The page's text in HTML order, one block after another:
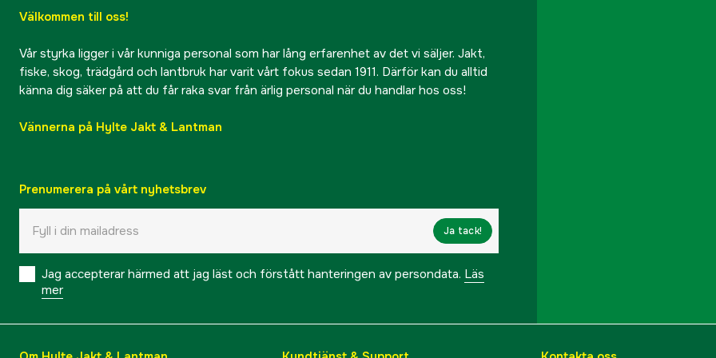
Välkommen till oss!
Vår styrka ligger i vår kunniga personal som har lång erfarenhet av det vi säljer. Jakt,
fiske, skog, trädgård och lantbruk har varit vårt fokus sedan 1911. Därför kan du alltid
känna dig säker på att du får raka svar från ärlig personal när du handlar hos oss!
Vännerna på Hylte Jakt & Lantman
Prenumerera på vårt nyhetsbrev
Ja tack!
Jag accepterar härmed att jag läst och förstått hanteringen av persondata. Läs
mer